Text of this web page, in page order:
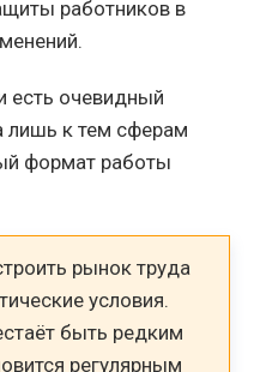
работников в
есть очевидный
лишь к тем сферам
формат работы
рынок труда
условия.
быть редким
регулярным